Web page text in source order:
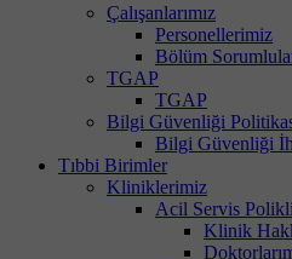
Çalışanlarımız
Personellerimiz
Bölüm
TGAP
TGAP
Bilgi Güvenliği
Bilgi Güvenliği
Tıbbi Birimler
Kliniklerimiz
Acil Servis
Klinik